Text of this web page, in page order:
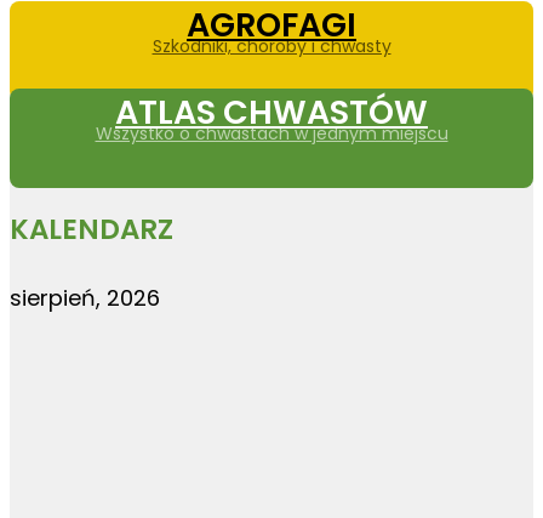
AGROFAGI
Szkodniki, choroby i chwasty
ATLAS CHWASTÓW
Wszystko o chwastach w jednym miejscu
KALENDARZ
sierpień, 2026